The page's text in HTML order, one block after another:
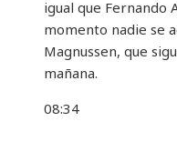
igual que Fernando
momento nadie se
Magnussen, que
mañana.
08:34